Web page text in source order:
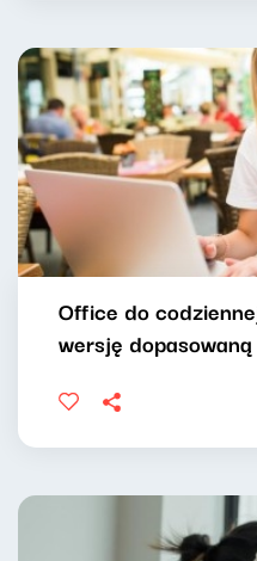
Office do
wersję